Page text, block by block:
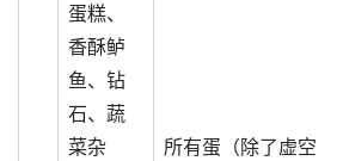
蛋糕、
香酥鲈
鱼、钻
石、蔬
菜杂
所有蛋（除了虚空